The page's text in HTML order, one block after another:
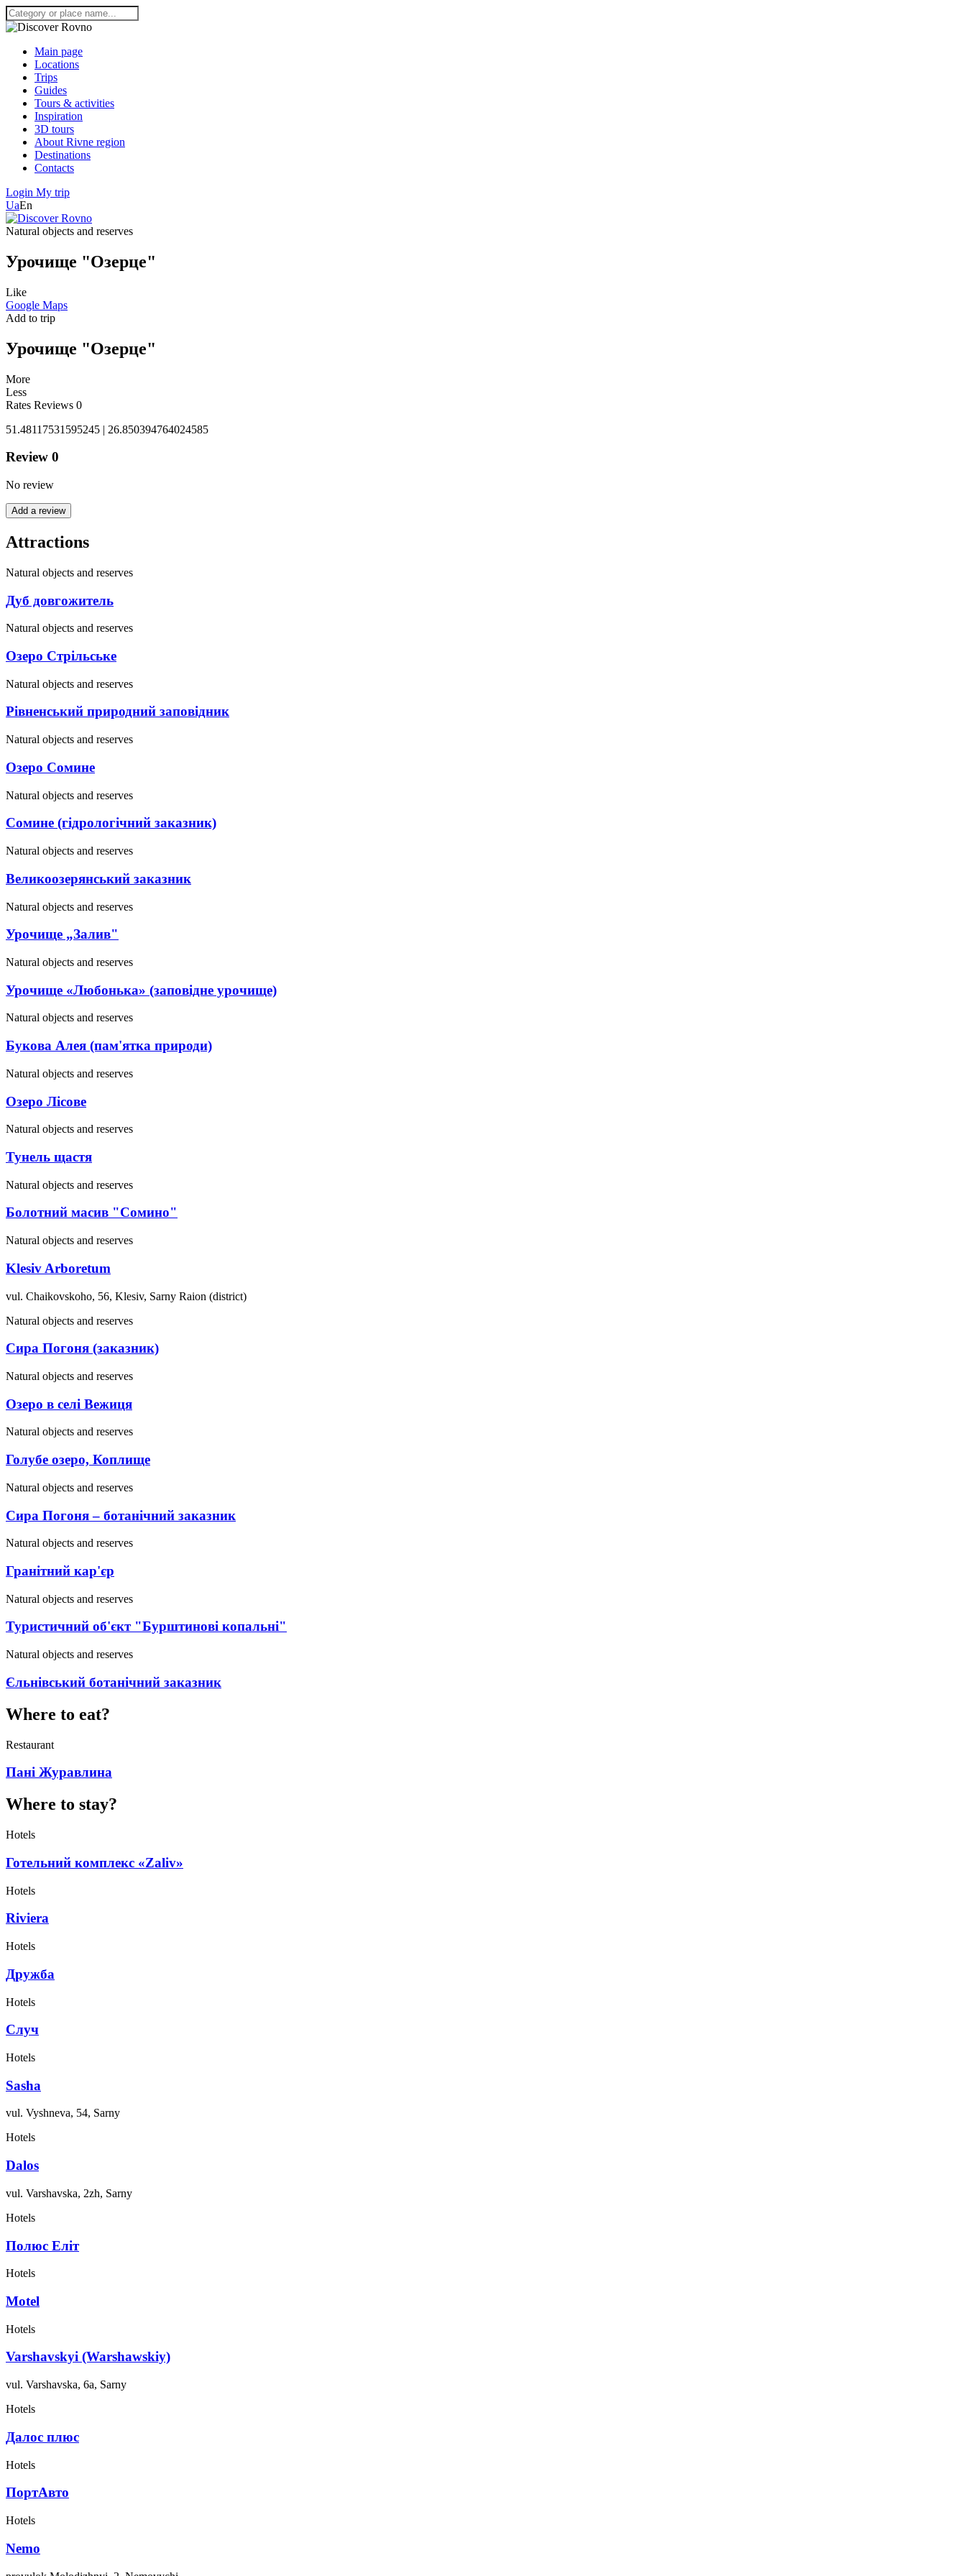
Main page
Locations
Trips
Guides
Tours & activities
Inspiration
3D tours
About Rivne region
Destinations
Contacts
Login My trip
UaEn
Natural objects and reserves
Урочище "Озерце"
Like
Google Maps
Add to trip
Урочище "Озерце"
More
Less
Rates Reviews 0
51.48117531595245 | 26.850394764024585
Review 0
No review
Add a review
Attractions
Natural objects and reserves
Дуб довгожитель
Natural objects and reserves
Озеро Стрільське
Natural objects and reserves
Рівненський природний заповідник
Natural objects and reserves
Озеро Сомине
Natural objects and reserves
Сомине (гідрологічний заказник)
Natural objects and reserves
Великоозерянський заказник
Natural objects and reserves
Урочище „Залив"
Natural objects and reserves
Урочище «Любонька» (заповідне урочище)
Natural objects and reserves
Букова Алея (пам'ятка природи)
Natural objects and reserves
Озеро Лісове
Natural objects and reserves
Тунель щастя
Natural objects and reserves
Болотний масив "Сомино"
Natural objects and reserves
Klesiv Arboretum
vul. Chaikovskoho, 56, Klesiv, Sarny Raion (district)
Natural objects and reserves
Сира Погоня (заказник)
Natural objects and reserves
Озеро в селі Вежиця
Natural objects and reserves
Голубе озеро, Коплище
Natural objects and reserves
Сира Погоня – ботанічний заказник
Natural objects and reserves
Гранітний кар'єр
Natural objects and reserves
Туристичний об'єкт "Бурштинові копальні"
Natural objects and reserves
Єльнівський ботанічний заказник
Where to eat?
Restaurant
Пані Журавлина
Where to stay?
Hotels
Готельний комплекс «Zaliv»
Hotels
Riviera
Hotels
Дружба
Hotels
Случ
Hotels
Sasha
vul. Vyshneva, 54, Sarny
Hotels
Dalos
vul. Varshavska, 2zh, Sarny
Hotels
Полюс Еліт
Hotels
Motel
Hotels
Varshavskyi (Warshawskiy)
vul. Varshavska, 6a, Sarny
Hotels
Далос плюс
Hotels
ПортАвто
Hotels
Nemo